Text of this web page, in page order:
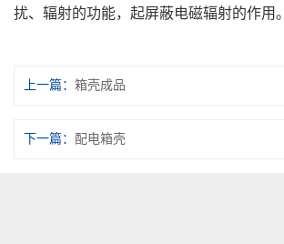
扰、辐射的功能，起屏蔽电磁辐射的作用。
上一篇： 箱壳成品
下一篇： 配电箱壳